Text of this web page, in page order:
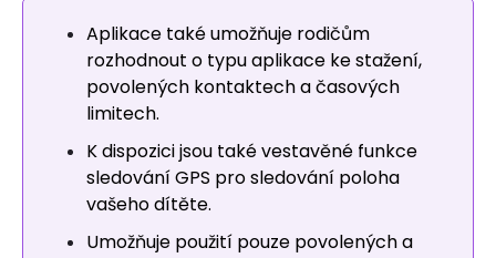
Aplikace také umožňuje rodičům
rozhodnout o typu aplikace ke stažení,
povolených kontaktech a časových
limitech.
K dispozici jsou také vestavěné funkce
sledování GPS pro sledování poloha
vašeho dítěte.
Umožňuje použití pouze povolených a